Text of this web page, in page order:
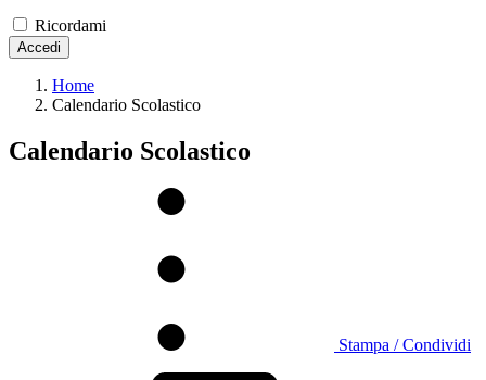
Ricordami
Accedi
Home
Calendario Scolastico
Calendario Scolastico
Stampa / Condividi